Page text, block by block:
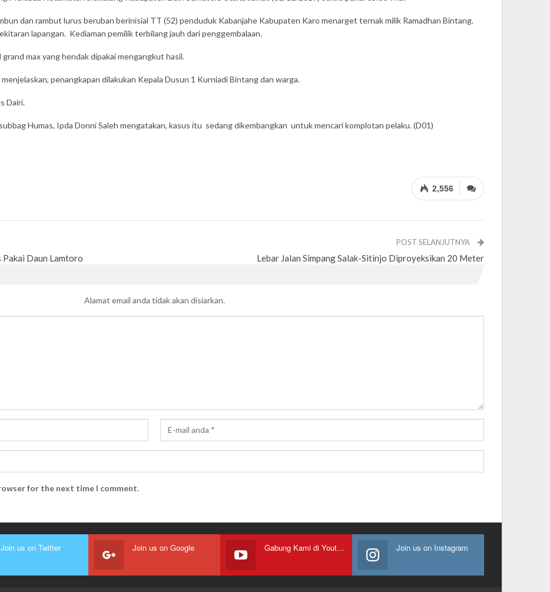
dan rambut lurus beruban berinisial TT (52) penduduk Kabanjahe Kabupaten Karo menarget ternak milik Ramadhan Bintang.
lapangan. Kediaman pemilik terbilang jauh dari penggembalaan.
max yang hendak dipakai mengangkut hasil.
penangkapan dilakukan Kepala Dusun 1 Kurniadi Bintang dan warga.
Dairi.
Humas, Ipda Donni Saleh mengatakan, kasus itu sedang dikembangkan untuk mencari komplotan pelaku. (D01)
2,556
Daun Lamtoro
POST SELANJUTNYA
Lebar Jalan Simpang Salak-Sitinjo Diproyeksikan 20 Meter
Alamat email anda tidak akan disiarkan.
for the next time I comment.
Join us on Twitter Join us on Google Gabung Kami di Youtube Join us on Instagram